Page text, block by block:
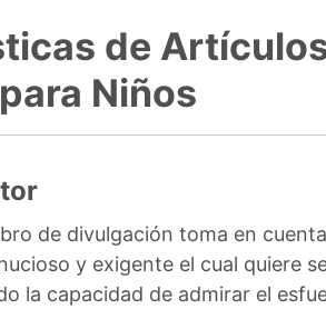
de
Niños
de divulgación toma en
y exigente el cual quiere
la capacidad de admirar el